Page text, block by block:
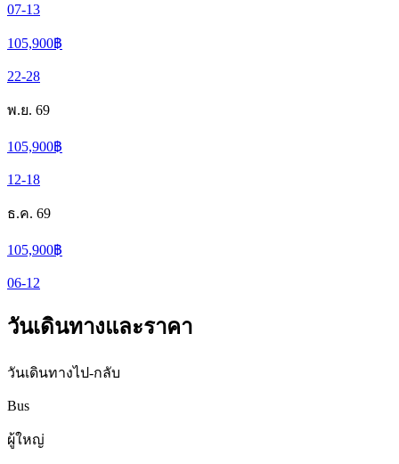
07-13
105,900฿
22-28
พ.ย. 69
105,900฿
12-18
ธ.ค. 69
105,900฿
06-12
วันเดินทางและราคา
วันเดินทางไป-กลับ
Bus
ผู้ใหญ่